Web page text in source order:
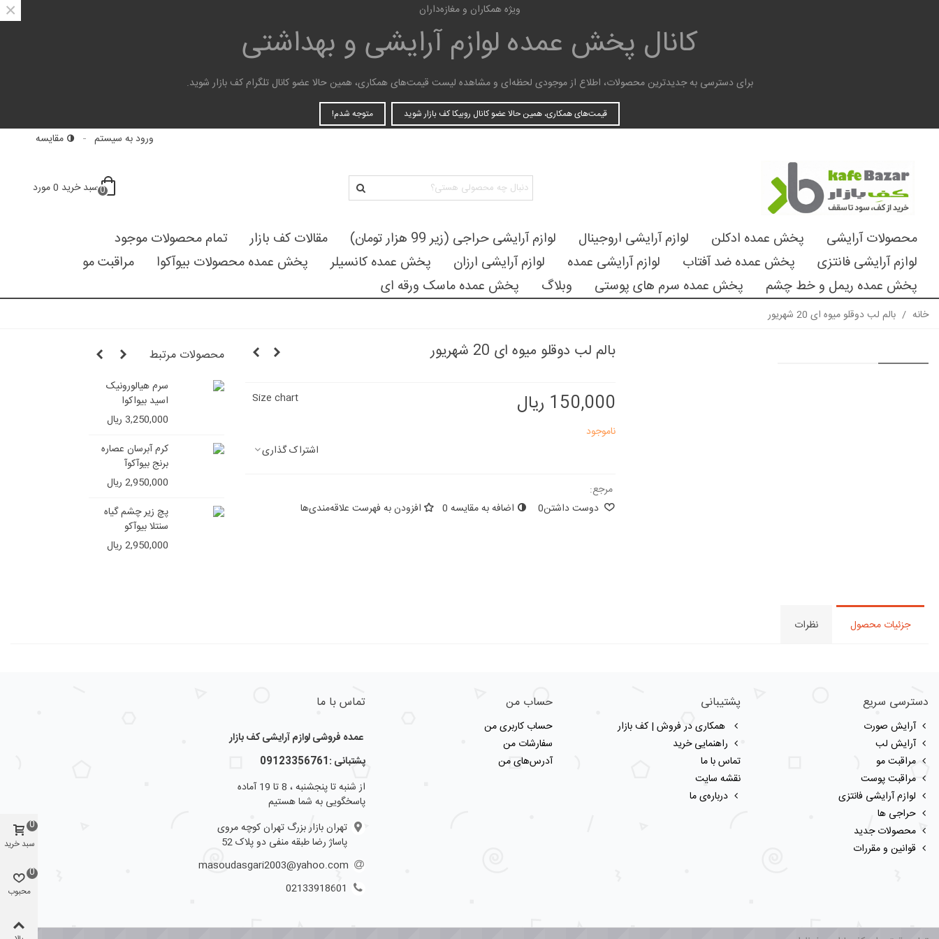
ویژه همکاران و مغازه‌داران
کانال پخش عمدهلوازم آرایشی و بهداشتی
برای دسترسی به جدیدترین محصولات، اطلاع از موجودی لحظه‌ای و مشاهده لیست قیمت‌های همکاری، همین حالا عضو کانال تلگرام کف بازار شوید.
قیمت‌های همکاری، همین حالا عضو کانال روبیکا کف بازار شوید متوجه شدم!
×
ورود به سیستم مقایسه
0سبد خرید 0مورد
محصولات آرایشی پخش عمده ادکلن لوازم آرایشی اروجینال لوازم آرایشی حراجی (زیر 99 هزار تومان) مقالات کف بازار
تمام محصولات موجود
لوازم آرایشی فانتزی
پخش عمده ضد آفتاب لوازم آرایشی عمده لوازم آرایشی ارزان پخش عمده کانسیلر پخش عمده محصولات بیوآکوا
مراقبت مو
پخش عمده ریمل و خط چشم
پخش عمده سرم های پوستی وبلاگ پخش عمده ماسک ورقه ای
خانه / بالم لب دوقلو میوه ای 20 شهریور
بالم لب دوقلو میوه ای 20 شهریور
150,000 ریال
Size chart
ناموجود
اشتراک گذاری
مرجع:
دوست داشتن0 اضافه به مقایسه 0 افزودن به فهرست علاقه‌مندی‌ها
محصولات مرتبط
سرم هیالورونیک
اسید بیواکوا
3,250,000 ریال
کرم آبرسان عصاره
برنج بیوآکوآ
2,950,000 ریال
پچ زیر چشم گیاه
سنتلا بیوآکو
2,950,000 ریال
جزئیات محصول نظرات
دسترسی سریع
آرایش صورت
آرایش لب
مراقبت مو
مراقبت پوست
لوازم آرایشی فانتزی
حراجی ها
محصولات جدید
قوانین و مقررات
پشتیبانی
همکاری در فروش | کف بازار
راهنمایی خرید
تماس با ما
نقشه سایت
درباره‌ی ما
حساب من
حساب کاربری من
سفارشات من
آدرس‌های من
تماس با ما
عمده فروشی لوازم آرایشی کف بازار
پشتبانی :09123356761
از شنبه تا پنجشنبه ، 8 تا 19 آماده
پاسخگویی به شما هستیم
تهران بازار بزرگ تهران کوچه مروی
پاساژ رضا طبقه منفی دو پلاک 52
masoudasgari2003@yahoo.com
02133918601
سبد خرید
0
محبوب
0